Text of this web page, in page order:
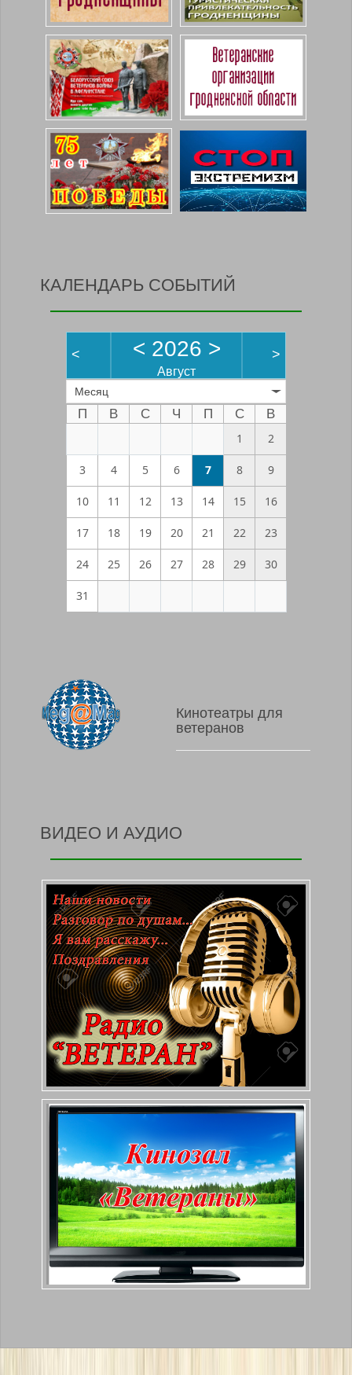
КАЛЕНДАРЬ СОБЫТИЙ
< < 2026 >
Август
>
Месяц
П В С Ч П С
В
1
2
3 4 5 6 7 8 9
10 11 12 13 14 15 16
17 18 19 20 21 22 23
24 25 26 27 28 29 30
31
Кинотеатры для
ветеранов
ВИДЕО И АУДИО